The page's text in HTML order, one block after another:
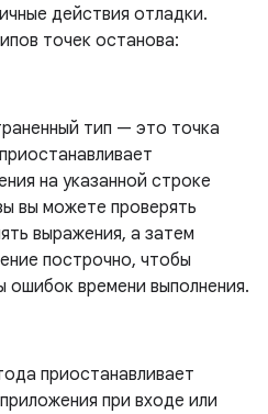
действия отладки.
точек останова:
тип — это точка
на указанной строке
вы можете проверять
выражения, а затем
построчно, чтобы
ошибок времени выполнения.
приостанавливает
при входе или